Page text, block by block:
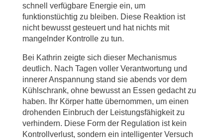
schnell verfügbare Energie ein, um
funktionstüchtig zu bleiben. Diese Reaktion ist
nicht bewusst gesteuert und hat nichts mit
mangelnder Kontrolle zu tun.
Bei Kathrin zeigte sich dieser Mechanismus
deutlich. Nach Tagen voller Verantwortung und
innerer Anspannung stand sie abends vor dem
Kühlschrank, ohne bewusst an Essen gedacht zu
haben. Ihr Körper hatte übernommen, um einen
drohenden Einbruch der Leistungsfähigkeit zu
verhindern. Diese Form der Regulation ist kein
Kontrollverlust, sondern ein intelligenter Versuch